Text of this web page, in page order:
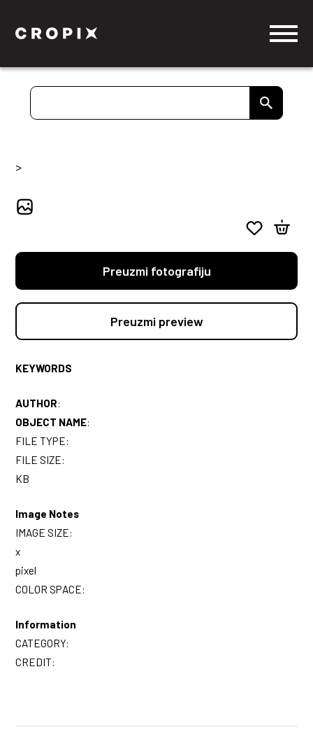
>
Preuzmi fotografiju
Preuzmi preview
KEYWORDS
AUTHOR:
OBJECT NAME:
FILE TYPE:
FILE SIZE:
KB
Image Notes
IMAGE SIZE:
x
pixel
COLOR SPACE:
Information
CATEGORY:
CREDIT: